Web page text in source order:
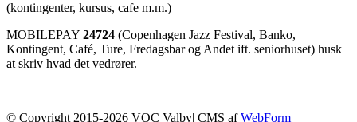
(kontingenter, kursus, cafe m.m.)
MOBILEPAY 24724 (Copenhagen Jazz Festival, Banko,
Kontingent, Café, Ture, Fredagsbar og Andet ift. seniorhuset) husk
at skriv hvad det vedrører.
© Copyright 2015-2026 VOC Valby| CMS afWebForm